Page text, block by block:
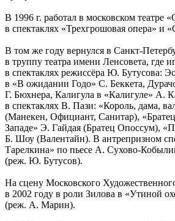
В 1996 г. работал в московском театре
в спектаклях «Трехгрошовая опера» и
В том же году вернулся в Санкт-
в труппу театра имени Ленсовета, где
в спектаклях режиссёра Ю. Бутусова:
в «В ожидании Годо» С. Беккета,
Г. Бюхнера, Калигула в «Калигуле» А.
в спектаклях В. Пази: «Король, дама,
(Манекен, Официант, Санитар),
Западе» Э. Гайдая (Братец Опоссум),
Б. Шоу (Валентайн). В антрепризном
Тарелкина» по пьесе А. Сухово-
(реж. Ю. Бутусов).
На сцену Московского
в 2002 году в роли Зилова в «Утиной
(реж. А. Марин).